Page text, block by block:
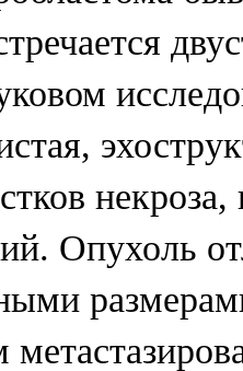
Опухоль